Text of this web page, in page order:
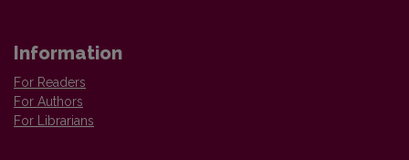
Information
For Readers
For Authors
For Librarians